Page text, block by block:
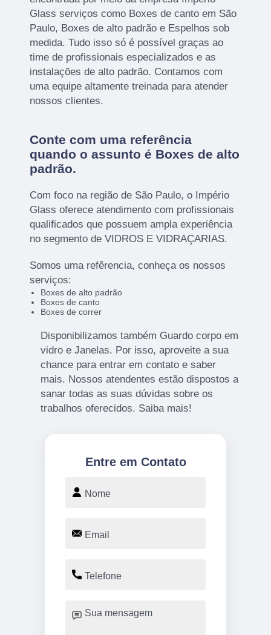
Glass serviços como Boxes de canto em São
Paulo, Boxes de alto padrão e Espelhos sob
medida. Tudo isso só é possível graças ao
time de profissionais especializados e as
instalações de alto padrão. Contamos com
uma equipe altamente treinada para atender
nossos clientes.
Conte com uma referência
quando o assunto é Boxes de alto
padrão.
Com foco na região de São Paulo, o Império
Glass oferece atendimento com profissionais
qualificados que possuem ampla experiência
no segmento de VIDROS E VIDRAÇARIAS.
Somos uma refêrencia, conheça os nossos
serviços:
Boxes de alto padrão
Boxes de canto
Boxes de correr
Disponibilizamos também Guardo corpo em
vidro e Janelas. Por isso, aproveite a sua
chance para entrar em contato e saber
mais. Nossos atendentes estão dispostos a
sanar todas as suas dúvidas sobre os
trabalhos oferecidos. Saiba mais!
Entre em Contato